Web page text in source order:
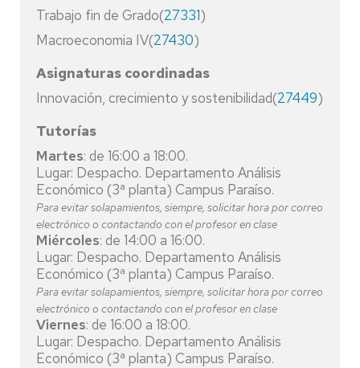
Trabajo fin de Grado(27331)
Macroeconomia IV(27430)
Asignaturas coordinadas
Innovación, crecimiento y sostenibilidad(27449)
Tutorías
Martes: de 16:00 a 18:00.
Lugar: Despacho. Departamento Análisis
Económico (3ª planta) Campus Paraíso.
Para evitar solapamientos, siempre, solicitar hora por correo
electrónico o contactando con el profesor en clase
Miércoles: de 14:00 a 16:00.
Lugar: Despacho. Departamento Análisis
Económico (3ª planta) Campus Paraíso.
Para evitar solapamientos, siempre, solicitar hora por correo
electrónico o contactando con el profesor en clase
Viernes: de 16:00 a 18:00.
Lugar: Despacho. Departamento Análisis
Económico (3ª planta) Campus Paraíso.